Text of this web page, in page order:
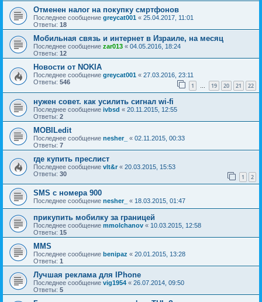
Отменен налог на покупку смртфонов
Последнее сообщение greycat001 « 25.04.2017, 11:01
Ответы: 18
Мобильная связь и интернет в Израиле, на месяц
Последнее сообщение zar013 « 04.05.2016, 18:24
Ответы: 12
Новости от NOKIA
Последнее сообщение greycat001 « 27.03.2016, 23:11
Ответы: 546 1 … 19 20 21 22
нужен совет. как усилить сигнал wi-fi
Последнее сообщение ivbsd « 20.11.2015, 12:55
Ответы: 2
MOBILedit
Последнее сообщение nesher_ « 02.11.2015, 00:33
Ответы: 7
где купить преслист
Последнее сообщение vlt&r « 20.03.2015, 15:53
Ответы: 30 1 2
SMS с номера 900
Последнее сообщение nesher_ « 18.03.2015, 01:47
прикупить мобилку за границей
Последнее сообщение mmolchanov « 10.03.2015, 12:58
Ответы: 15
MMS
Последнее сообщение benipaz « 20.01.2015, 13:28
Ответы: 1
Лучшая реклама для IPhone
Последнее сообщение vig1954 « 26.07.2014, 09:50
Ответы: 5